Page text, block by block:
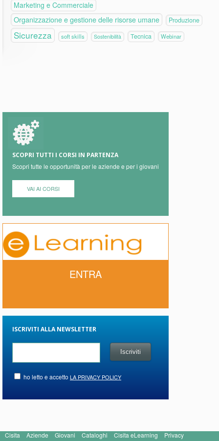
Marketing e Commerciale
Organizzazione e gestione delle risorse umane Produzione
Sicurezza soft skills Sostenibilità Tecnica Webinar
SCOPRI TUTTI I CORSI IN PARTENZA
Scopri tutte le opportunità per le aziende e per i giovani
VAI AI CORSI
ENTRA
ISCRIVITI ALLA NEWSLETTER
ho letto e accetto LA PRIVACY POLICY
Cisita Aziende Giovani Cataloghi Cisita eLearning
Privacy